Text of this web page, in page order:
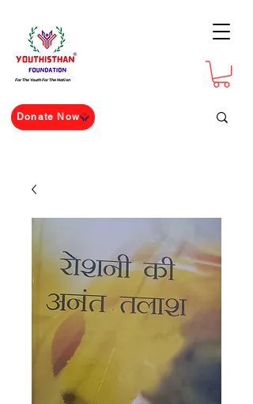
For The Youth For The Nation
Donate Now